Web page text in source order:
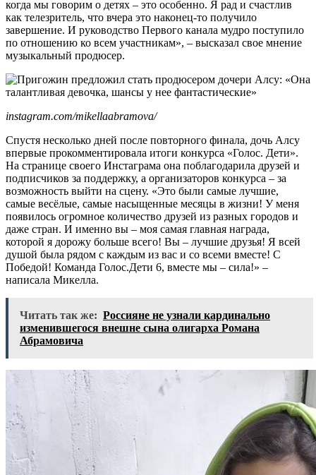
когда мы говорим о детях – это особенно. Я рад и счастлив
как телезритель, что вчера это наконец-то получило
завершение. И руководство Первого канала мудро поступило
по отношению ко всем участникам», – высказал свое мнение
музыкальный продюсер.
instagram.com/mikellaabramova/
Спустя несколько дней после повторного финала, дочь Алсу
впервые прокомментировала итоги конкурса «Голос. Дети».
На странице своего Инстаграма она поблагодарила друзей и
подписчиков за поддержку, а организаторов конкурса – за
возможность выйти на сцену. «Это были самые лучшие,
самые весёлые, самые насыщенные месяцы в жизни! У меня
появилось огромное количество друзей из разных городов и
даже стран. И именно вы – моя самая главная награда,
которой я дорожу больше всего! Вы – лучшие друзья! Я всей
душой была рядом с каждым из вас и со всеми вместе! С
Победой! Команда Голос.Дети 6, вместе мы – сила!» –
написала Микелла.
Читать так же: Россияне не узнали кардинально
изменившегося внешне сына олигарха Романа
Абрамовича